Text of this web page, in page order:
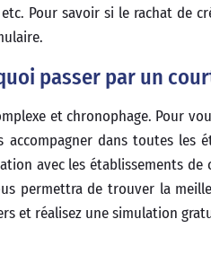
Pour savoir si le rachat de
passer par un
et chronophage. Pour
dans toutes les
avec les établissements
permettra de trouver la
et réalisez une simulation